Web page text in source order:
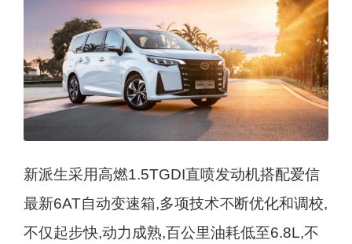
新派生采用高燃1.5TGDI直喷发动机搭配爱信
最新6AT自动变速箱,多项技术不断优化和调校,
不仅起步快,动力成熟,百公里油耗低至6.8L,不